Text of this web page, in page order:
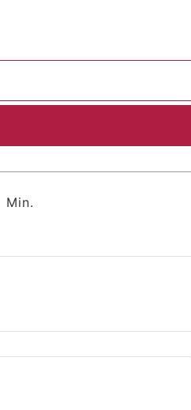
Minuten
Min.